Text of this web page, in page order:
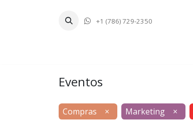
+1 (786) 729-2350
Eventos
Compras × Marketing ×